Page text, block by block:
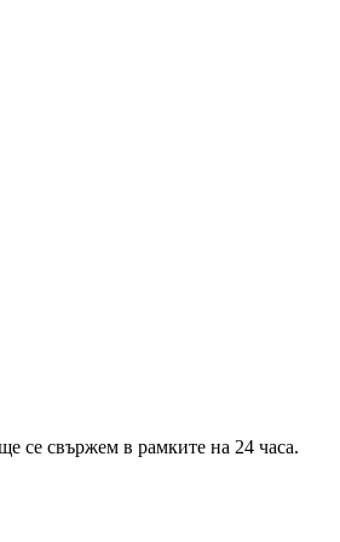
се свържем в рамките на 24 часа.